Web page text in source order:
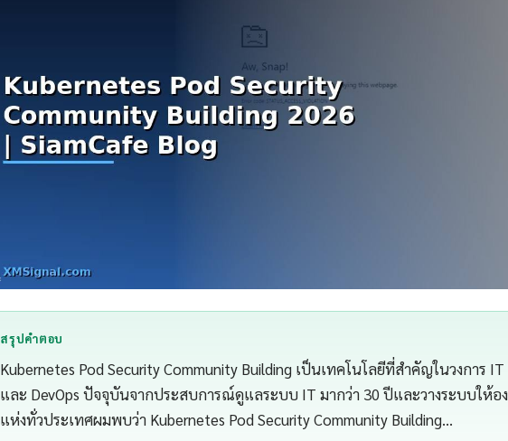
สรุปคำตอบ
Kubernetes Pod Security Community Building เป็นเทคโนโลยีที่สำคัญในวงการ
และ DevOps ปัจจุบันจากประสบการณ์ดูแลระบบ IT มากว่า 30 ปีและวางระบบให้อ
แห่งทั่วประเทศผมพบว่า Kubernetes Pod Security Community Building…